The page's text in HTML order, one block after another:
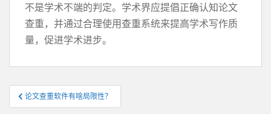
不是学术不端的判定。学术界应提倡正确认知论文
查重，并通过合理使用查重系统来提高学术写作质
量，促进学术进步。
文
章
论文查重软件有啥局限性？